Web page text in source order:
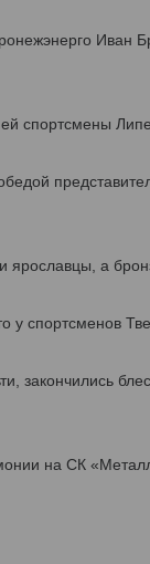
Иван
спортсмены
а
спортсменов
закончились
на СК